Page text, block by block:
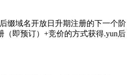
缀域名开放日升期注册的下一个阶
（即预订）+竞价的方式获得.yun后